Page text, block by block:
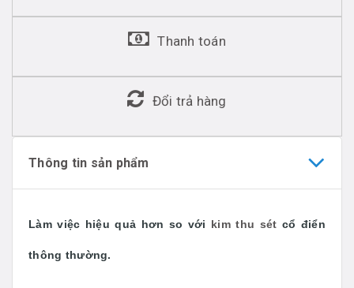
Thanh toán
Đổi trả hàng
Thông tin sản phẩm
Làm việc hiệu quả hơn so với kim thu sét cổ điển
thông thường.